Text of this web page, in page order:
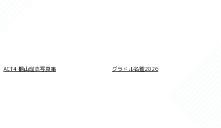
イプすれば全てが見れる！
ACT4 桐山瑠衣写真集 グラドル名鑑2026